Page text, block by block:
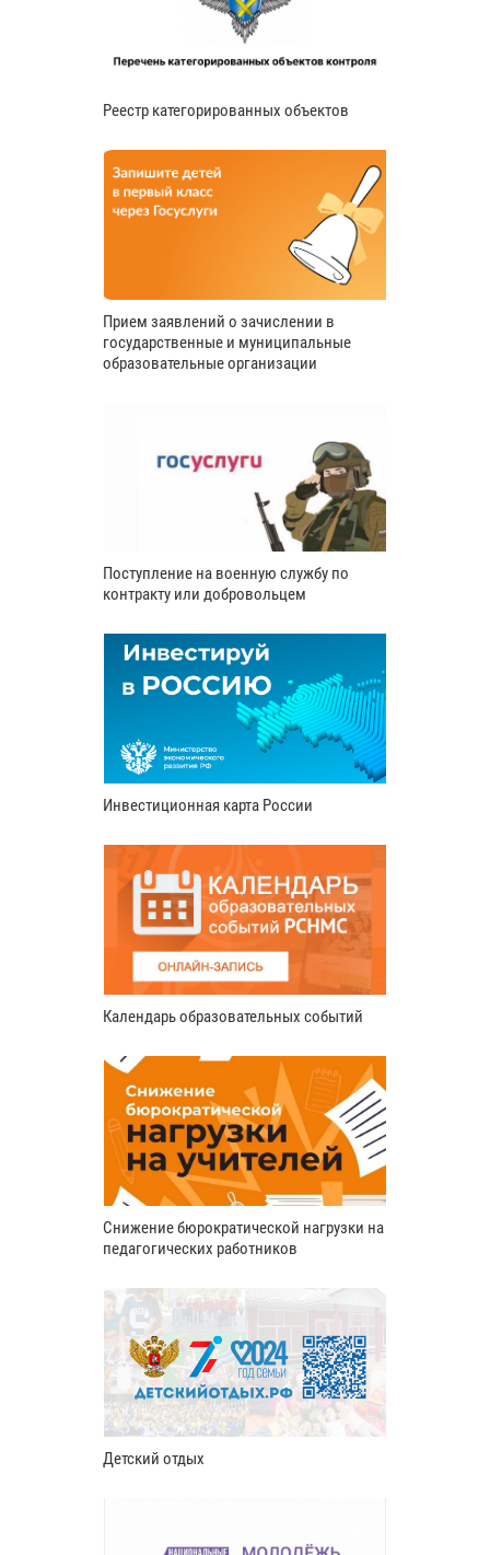
Реестр категорированных объектов
Прием заявлений о зачислении в
государственные и муниципальные
образовательные организации
Поступление на военную службу по
контракту или добровольцем
Инвестиционная карта России
Календарь образовательных событий
Снижение бюрократической нагрузки на
педагогических работников
Детский отдых